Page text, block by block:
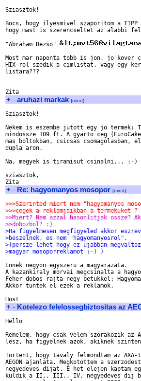
Sziasztok!
Bocs, hogy ilyesmivel szaporitom a
hogy mast is szerencseltet az alabbi
"Abraham Dezso"
Most mar naponta tobb is jon, jo
HIX-rol szedik a cimlistat, vagy egy
listara???
+ - aruhazi markak (mind)
Sziasztok!
Nekem is eszembe jutott egy jo termek:
mindossze 109 ft. A gyarto ceg
mas boltokban, csicsas
dupla aron.
Na, megyek is tiramisut csinalni... :-)
sziasztok,
+ - Re: hagyomanyos mosopor (mind)
>>>Szerinted miert nem "hagyomanyos
>>>cegek a reklamjaikban a termekuket
>>Miert? Nem azzal hasonlitjak ossze?
>>dobozbol? :)
>Ha figyelmesen megfigyeled akkor
>beszelnek, es nem "hagyomanyosrol".
>(persze lehet hogy ez ujabban
>magyar mosoporreklamot :-) )
Ennek negyon egyszeru a magyarazata.
A kazankiraly morvai megcsinalta a
Feher dobos rajta negy betukkel:
Akkor tuntek el ezek a reklamok.
+ - Kotelezo felelossegbiztositas az
Hello
Remelem, hogy csak velem szorakozik az
lesz, ha figyelnek azok, akiknek
Tortent, hogy tavaly felmondtam az
AEGON ajanlata. Megkotottem a
negyedeves dijat. E het elejen kaptam
kuldik a II., III., IV. negyedeves dij